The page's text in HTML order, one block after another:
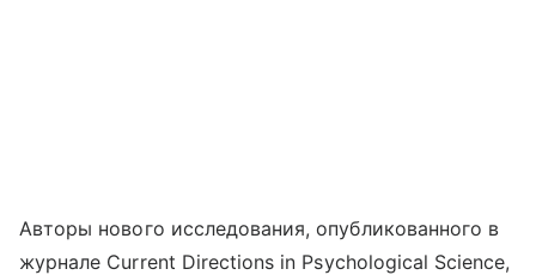
Авторы нового исследования, опубликованного в
журнале Current Directions in Psychological Science,